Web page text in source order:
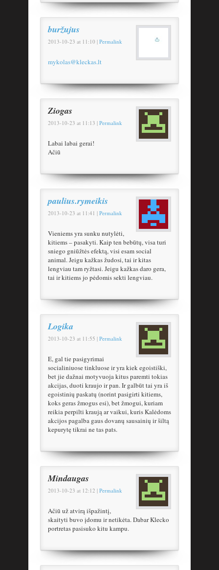
buržujus
2013-10-23 at 11:10 | Permalink
mykolas@kleckas.lt
Ziogas
2013-10-23 at 11:13 | Permalink
Labai labai gerai!
Ačiū
paulius.rymeikis
2013-10-23 at 11:41 | Permalink
Vieniems yra sunku nutylėti,
kitiems – pasakyti. Kaip ten bebūtų, visa turi
sniego gniūžtės efektą, visi esam social
animal. Jeigu kažkas žudosi, tai ir kitas
lengviau tam ryžtasi. Jeigu kažkas daro gera,
tai ir kitiems jo pėdomis sekti lengviau.
Logika
2013-10-23 at 11:55 | Permalink
E, gal tie pasigyrimai
socialiniuose tinkluose ir yra kiek egoistiški,
bet jie dažnai motyvuoja kitus paremti tokias
akcijas, duoti kraujo ir pan. Ir galbūt tai yra iš
egoistinių paskatų (norint pasigirti kitiems,
koks geras žmogus esi), bet žmogui, kuriam
reikia perpilti kraują ar vaikui, kuris Kalėdoms
akcijos pagalba gaus dovanų sausainių ir šiltą
kepurytę tikrai ne tas pats.
Mindaugas
2013-10-23 at 12:12 | Permalink
Ačiū už atvirą išpažintį,
skaityti buvo įdomu ir netikėta. Dabar Klecko
portretas pasisuko kitu kampu.